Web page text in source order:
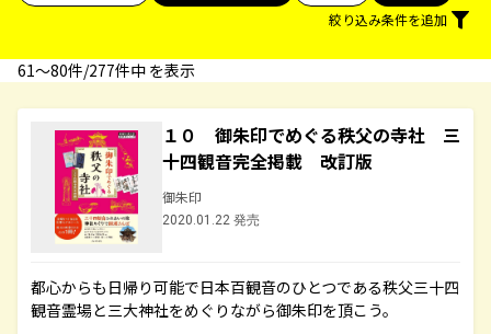
絞り込み条件を追加
61〜80件/277件中 を表示
１０ 御朱印でめぐる秩父の寺社 三
十四観音完全掲載 改訂版
御朱印
2020.01.22 発売
都心からも日帰り可能で日本百観音のひとつである秩父三十四
観音霊場と三大神社をめぐりながら御朱印を頂こう。